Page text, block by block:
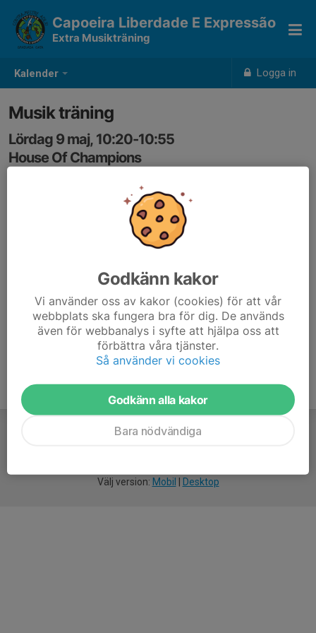
Kalender Logga in
Capoeira Liberdade E Expressão
Extra Musikträning
Musik träning
Lördag 9 maj, 10:20-10:55
House Of Champions
Samling: 10:20, Mellan salen
Välj version: Mobil Desktop
Godkänn kakor
Vi använder oss av kakor (cookies) för att vår
webbplats ska fungera bra för dig. De används
även för webbanalys i syfte att hjälpa oss att
förbättra våra tjänster.
Så använder vi cookies
Godkänn alla kakor
Bara nödvändiga